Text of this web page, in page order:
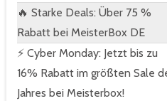
🔥 Starke Deals: Über 75 %
Rabatt bei MeisterBox DE
⚡ Cyber Monday: Jetzt bis zu
16% Rabatt im größten Sale
Jahres bei Meisterbox!